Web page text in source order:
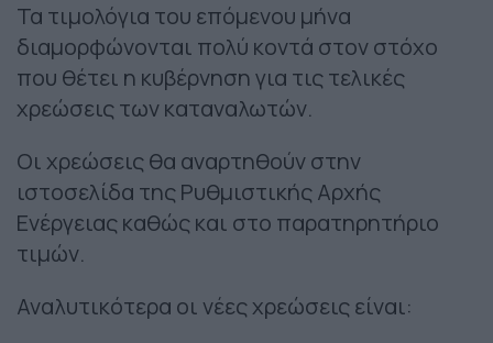
Τα τιμολόγια του επόμενου μήνα
διαμορφώνονται πολύ κοντά στον στόχο
που θέτει η κυβέρνηση για τις τελικές
χρεώσεις των καταναλωτών.
Οι χρεώσεις θα αναρτηθούν στην
ιστοσελίδα της Ρυθμιστικής Αρχής
Ενέργειας καθώς και στο παρατηρητήριο
τιμών.
Αναλυτικότερα οι νέες χρεώσεις είναι: